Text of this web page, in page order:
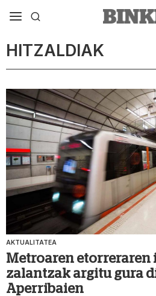
HITZALDIAK
AKTUALITATEA
Metroaren etorreraren
zalantzak argitu gura
Aperribaien